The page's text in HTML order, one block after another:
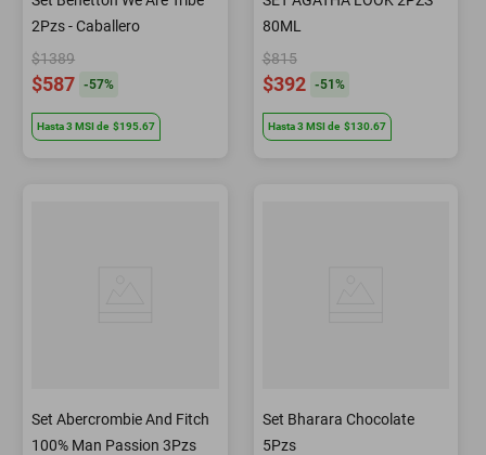
2Pzs - Caballero
$1389
$587 -57%
Hasta3 MSIde $195.67
80ML
$815
$392 -51 %
Hasta3 MSI de $130.67
Set Abercrombie And Fitch
100% Man Passion 3Pzs
Set Bharara Chocolate
5Pzs